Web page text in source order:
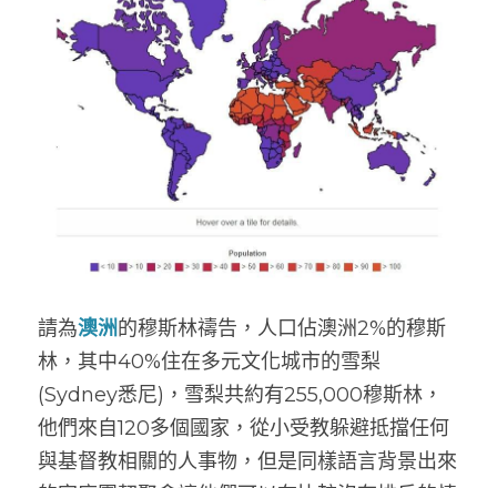
請為澳洲的穆斯林禱告，人口佔澳洲2%的穆斯
林，其中40%住在多元文化城市的雪梨
(Sydney悉尼)，雪梨共約有255,000穆斯林，
他們來自120多個國家，從小受教躲避抵擋任何
與基督教相關的人事物，但是同樣語言背景出來